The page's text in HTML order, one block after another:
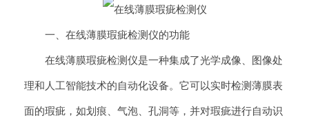
一、在线薄膜瑕疵检测仪的功能
在线薄膜瑕疵检测仪是一种集成了光学成像、图像处
理和人工智能技术的自动化设备。它可以实时检测薄膜表
面的瑕疵，如划痕、气泡、孔洞等，并对瑕疵进行自动识